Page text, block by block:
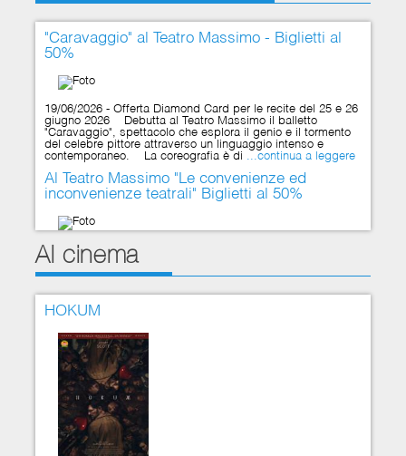
"Caravaggio" al Teatro Massimo - Biglietti al
50%
19/06/2026 - Offerta Diamond Card per le recite del 25 e 26
giugno 2026 Debutta al Teatro Massimo il balletto
"Caravaggio", spettacolo che esplora il genio e il tormento
del celebre pittore attraverso un linguaggio intenso e
contemporaneo. La coreografia è di ...continua a leggere
Al Teatro Massimo "Le convenienze ed
inconvenienze teatrali" Biglietti al 50%
27/04/2026 - Al Teatro Massimo di Palermo, martedì 28 e
giovedì 30 aprile 2026 con tariffe ridotte del 50%, uno dei
titoli più esilaranti e dissacranti del repertorio buffo "Le
Donizetti. Un'opera che...continua a leggere
Cartone Cialde in omaggio da Regina Carola
Caffè
06/02/2026 - Da Regina Carola Caffè ogni 4 cartoni da 80
cialde Pop Caffè Intenso Piacere (Espresso Made in Italy),
1 cartone in omaggio. Singolo cartone da 80 cialde a 11€
invece di 13€. Consegna a domicilio gratuita Regina
Carola Caffè Via Dante
Al cinema
HOKUM